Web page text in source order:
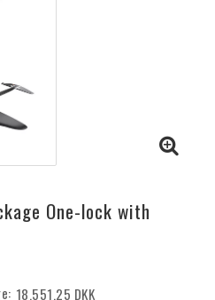
One-lock with
18.551,25 DKK